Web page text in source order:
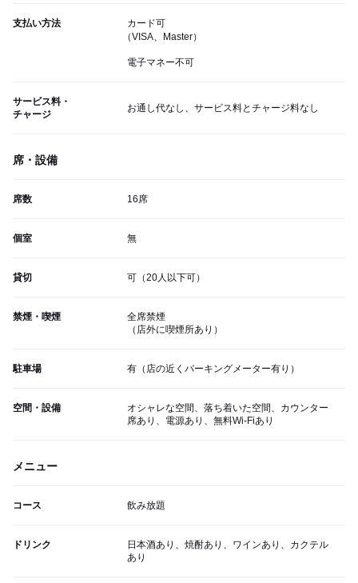
支払い方法
カード可
（VISA、Master）
電子マネー不可
サービス料・
チャージ
お通し代なし、サービス料とチャージ料なし
席・設備
席数 16席
個室 無
貸切 可（20人以下可）
禁煙・喫煙
全席禁煙
（店外に喫煙所あり）
駐車場 有（店の近くパーキングメーター有り）
空間・設備
オシャレな空間、落ち着いた空間、カウンター
席あり、電源あり、無料Wi-Fiあり
メニュー
コース 飲み放題
ドリンク
日本酒あり、焼酎あり、ワインあり、カクテル
あり